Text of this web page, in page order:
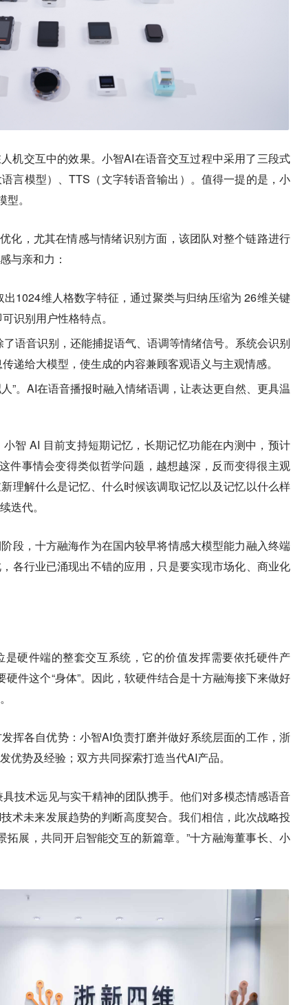
机交互中的效果。小智AI在语音交互过程中采用了三段式
言模型）、TTS（文字转语音输出）。值得一提的是，小
。
化，尤其在情感与情绪识别方面，该团队对整个链路进行
与亲和力：
1024维人格数字特征，通过聚类与归纳压缩为 26维关键
识别用户性格特点。
语音识别，还能捕捉语气、语调等情绪信号。系统会识别
递给大模型，使生成的内容兼顾客观语义与主观情感。
”。AI在语音播报时融入情绪语调，让表达更自然、更具温
智 AI 目前支持短期记忆，长期记忆功能在内测中，预计
件事情会变得类似哲学问题，越想越深，反而变得很主观
理解什么是记忆、什么时候该调取记忆以及记忆以什么样
迭代。
段，十方融海作为在国内较早将情感大模型能力融入终端
各行业已涌现出不错的应用，只是要实现市场化、商业化
硬件端的整套交互系统，它的价值发挥需要依托硬件产
硬件这个“身体”。因此，软硬件结合是十方融海接下来做好
挥各自优势：小智AI负责打磨并做好系统层面的工作，浙
优势及经验；双方共同探索打造当代AI产品。
技术远见与实干精神的团队携手。他们对多模态情感语音
术未来发展趋势的判断高度契合。我们相信，此次战略投
拓展，共同开启智能交互的新篇章。”十方融海董事长、小